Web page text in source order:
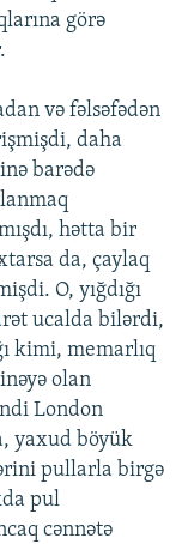
görə
və fəlsəfədən
daha
barədə
hətta bir
da, çaylaq
O, yığdığı
ucalda bilərdi,
kimi, memarlıq
olan
London
yaxud böyük
pullarla birgə
pul
cənnətə